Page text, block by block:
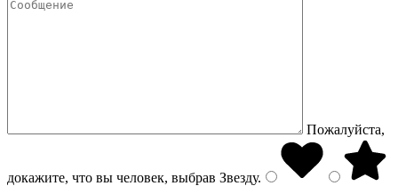
Пожалуйста,
докажите, что вы человек, выбрав Звезду.